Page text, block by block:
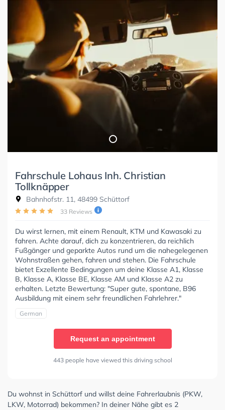
Fahrschule Lohaus Inh. Christian
Tollknäpper
Bahnhofstr. 11, 48499 Schüttorf
33 Reviews
Du wirst lernen, mit einem Renault, KTM und Kawasaki zu
fahren. Achte darauf, dich zu konzentrieren, da reichlich
Fußgänger und geparkte Autos rund um die nahegelegenen
Wohnstraßen gehen, fahren und stehen. Die Fahrschule
bietet Exzellente Bedingungen um deine Klasse A1, Klasse
B, Klasse A, Klasse BE, Klasse AM und Klasse A2 zu
erhalten. Letzte Bewertung: "Super gute, spontane, B96
Ausbildung mit einem sehr freundlichen Fahrlehrer."
German
Request an appointment
443 people have viewed this driving school
Du wohnst in Schüttorf und willst deine Fahrerlaubnis (PKW,
LKW, Motorrad) bekommen? In deiner Nähe gibt es 2